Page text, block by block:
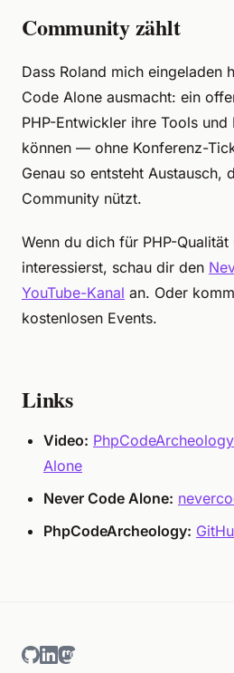
Community zählt
Dass Roland mich eingeladen
Code Alone ausmacht: ein
PHP-Entwickler ihre Tools und
können — ohne Konferenz-
Genau so entsteht Austausch,
Community nützt.
Wenn du dich für PHP-
interessierst, schau dir den
YouTube-Kanal an. Oder
kostenlosen Events.
Links
Video:
Alone
Never Code Alone:
PhpCodeArcheology: